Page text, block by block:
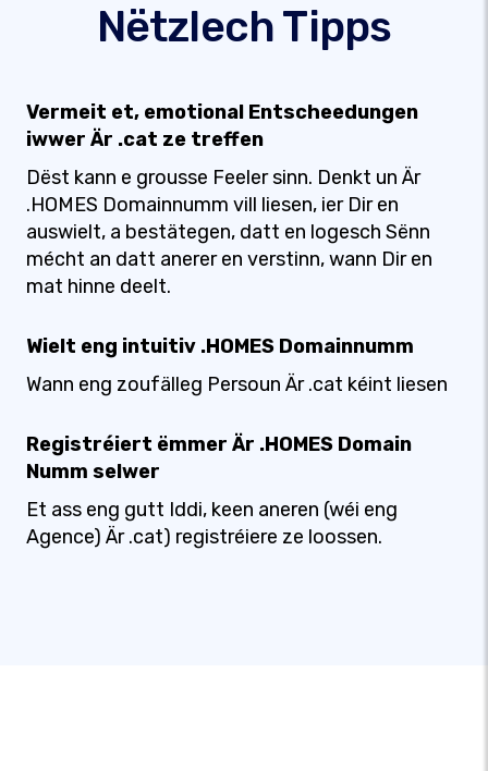
Nëtzlech Tipps
Vermeit et, emotional Entscheedungen
iwwer Är .cat ze treffen
Dëst kann e grousse Feeler sinn. Denkt un Är
.HOMES Domainnumm vill liesen, ier Dir en
auswielt, a bestätegen, datt en logesch Sënn
mécht an datt anerer en verstinn, wann Dir en
mat hinne deelt.
Wielt eng intuitiv .HOMES Domainnumm
Wann eng zoufälleg Persoun Är .cat kéint liesen
Registréiert ëmmer Är .HOMES Domain
Numm selwer
Et ass eng gutt Iddi, keen aneren (wéi eng
Agence) Är .cat) registréiere ze loossen.